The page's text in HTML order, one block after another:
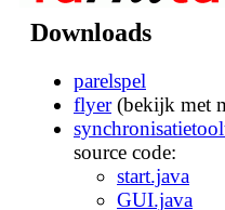
Downloads
parelspel
flyer(bekijk met
source code:
start.java
GUI.java